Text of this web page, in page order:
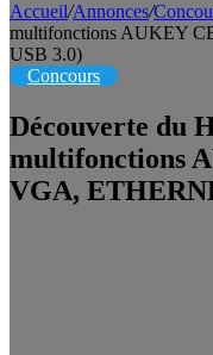
Accueil/Annonces/
multifonctions AUKEY
USB 3.0)
Concours
Découverte du
multifonctions
VGA,